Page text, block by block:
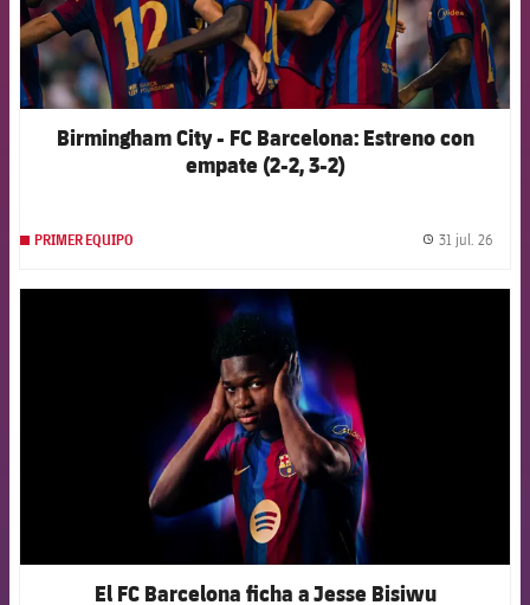
Birmingham City - FC Barcelona: Estreno con
empate (2-2, 3-2)
PRIMER EQUIPO 31 jul. 26
FCB Barcelona badge
El FC Barcelona ficha a Jesse Bisiwu